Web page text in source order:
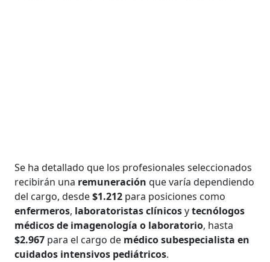
Se ha detallado que los profesionales seleccionados
recibirán una remuneraciónque varía dependiendo
del cargo, desde$1.212 para posiciones como
enfermeros, laboratoristas clínicosytecnólogos
médicos de imagenología o laboratorio, hasta
$2.967 para el cargo de médico subespecialista en
cuidados intensivos pediátricos.